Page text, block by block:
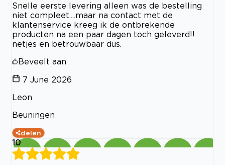
Snelle eerste levering alleen was de bestelling
niet compleet....maar na contact met de
klantenservice kreeg ik de ontbrekende
producten na een paar dagen toch geleverd!!
netjes en betrouwbaar dus.
Beveelt aan
7 June 2026
Leon
Beuningen
delen
10